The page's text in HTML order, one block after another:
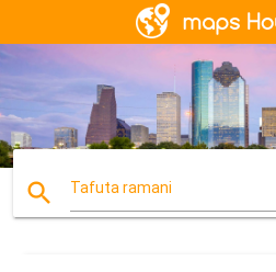
search Tafuta ramani